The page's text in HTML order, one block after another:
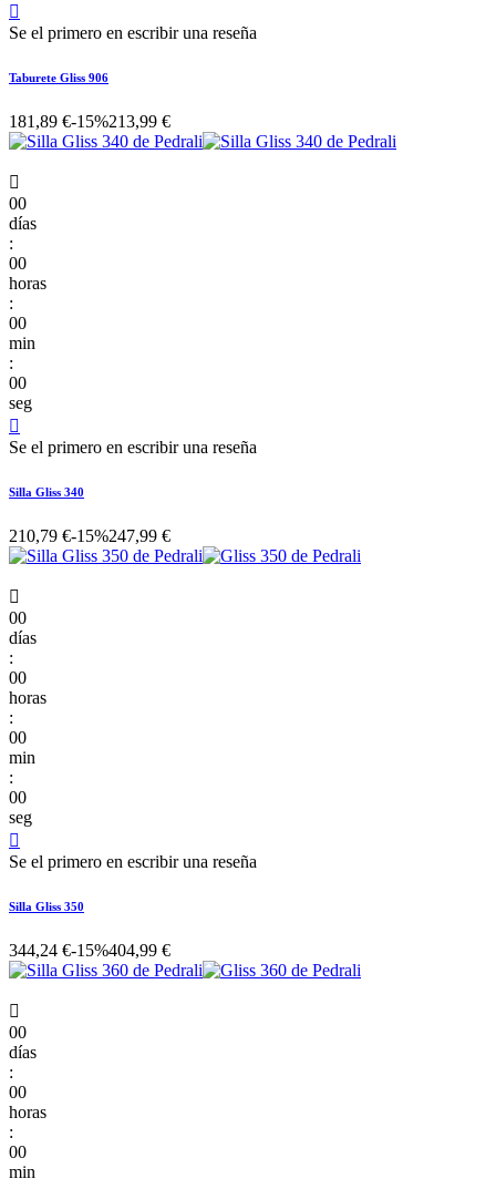

Se el primero en escribir una reseña
Taburete Gliss 906
181,89 €-15%213,99 €

00
días
:
00
horas
:
00
min
:
00
seg

Se el primero en escribir una reseña
Silla Gliss 340
210,79 €-15%247,99 €

00
días
:
00
horas
:
00
min
:
00
seg

Se el primero en escribir una reseña
Silla Gliss 350
344,24 €-15%404,99 €

00
días
:
00
horas
:
00
min